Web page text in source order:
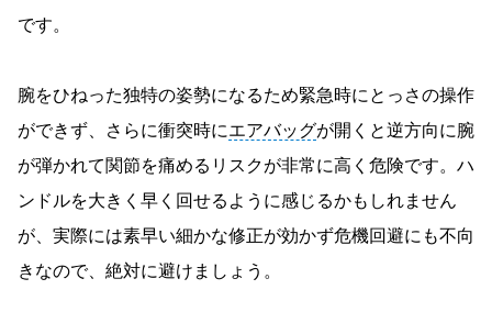
です。
腕をひねった独特の姿勢になるため緊急時にとっさの操作
ができず、さらに衝突時にエアバッグが開くと逆方向に腕
が弾かれて関節を痛めるリスクが非常に高く危険です。ハ
ンドルを大きく早く回せるように感じるかもしれません
が、実際には素早い細かな修正が効かず危機回避にも不向
きなので、絶対に避けましょう。